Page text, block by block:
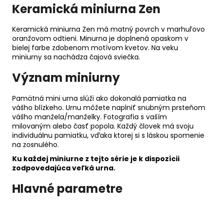
Keramická miniurna Zen
Keramická miniurna Zen má matný povrch v marhuľovo
oranžovom odtieni. Minurna je doplnená opaskom v
bielej farbe zdobenom motívom kvetov. Na veku
miniurny sa nachádza čajová sviečka.
Význam miniurny
Pamätná mini urna slúži ako dokonalá pamiatka na
vášho blízkeho. Urnu môžete naplniť snubným prsteňom
vášho manžela/manželky. Fotografia s vaším
milovaným alebo časť popola. Každý človek má svoju
individuálnu pamiatku, vďaka ktorej si s láskou spomenie
na zosnulého.
Ku každej miniurne z tejto série je k dispozícii
zodpovedajúca veľká urna.
Hlavné parametre